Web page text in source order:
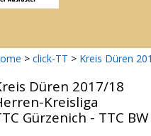
> click-TT > Kreis Düren
Düren 2017/18
Kreisliga
Gürzenich - TTC